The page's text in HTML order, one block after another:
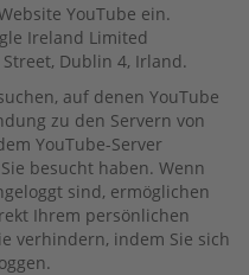
YouTube ein.
Ireland Limited
Street, Dublin 4, Irland.
auf denen YouTube
zu den Servern von
YouTube-Server
besucht haben. Wenn
sind, ermöglichen
Ihrem persönlichen
verhindern, indem Sie sich